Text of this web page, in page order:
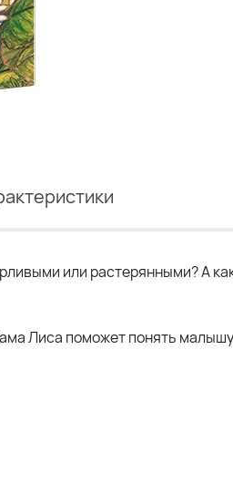
или растерянными? А
Лиса поможет понять